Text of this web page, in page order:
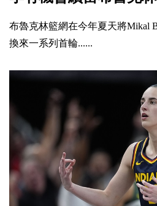
布魯克林籃網在今年夏天將Mikal
換來一系列首輪......